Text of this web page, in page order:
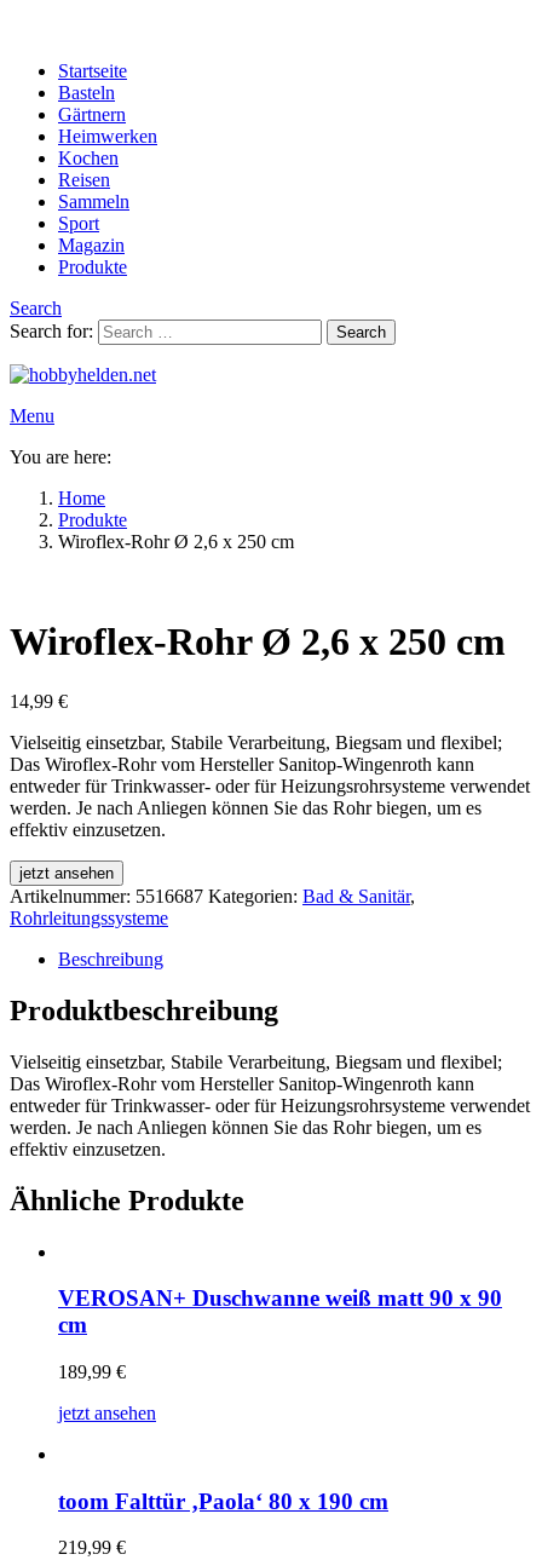
Startseite
Basteln
Gärtnern
Heimwerken
Kochen
Reisen
Sammeln
Sport
Magazin
Produkte
Search
Search for:
Search
Menu
You are here:
Home
Produkte
Wiroflex-Rohr Ø 2,6 x 250 cm
Wiroflex-Rohr Ø 2,6 x 250 cm
14,99 €
Vielseitig einsetzbar, Stabile Verarbeitung, Biegsam und flexibel;
Das Wiroflex-Rohr vom Hersteller Sanitop-Wingenroth kann
entweder für Trinkwasser- oder für Heizungsrohrsysteme verwendet
werden. Je nach Anliegen können Sie das Rohr biegen, um es
effektiv einzusetzen.
jetzt ansehen
Artikelnummer: 5516687 Kategorien: Bad & Sanitär,
Rohrleitungssysteme
Beschreibung
Produktbeschreibung
Vielseitig einsetzbar, Stabile Verarbeitung, Biegsam und flexibel;
Das Wiroflex-Rohr vom Hersteller Sanitop-Wingenroth kann
entweder für Trinkwasser- oder für Heizungsrohrsysteme verwendet
werden. Je nach Anliegen können Sie das Rohr biegen, um es
effektiv einzusetzen.
Ähnliche Produkte
VEROSAN+ Duschwanne weiß matt 90 x 90
cm
189,99 €
jetzt ansehen
toom Falttür ‚Paola‘ 80 x 190 cm
219,99 €